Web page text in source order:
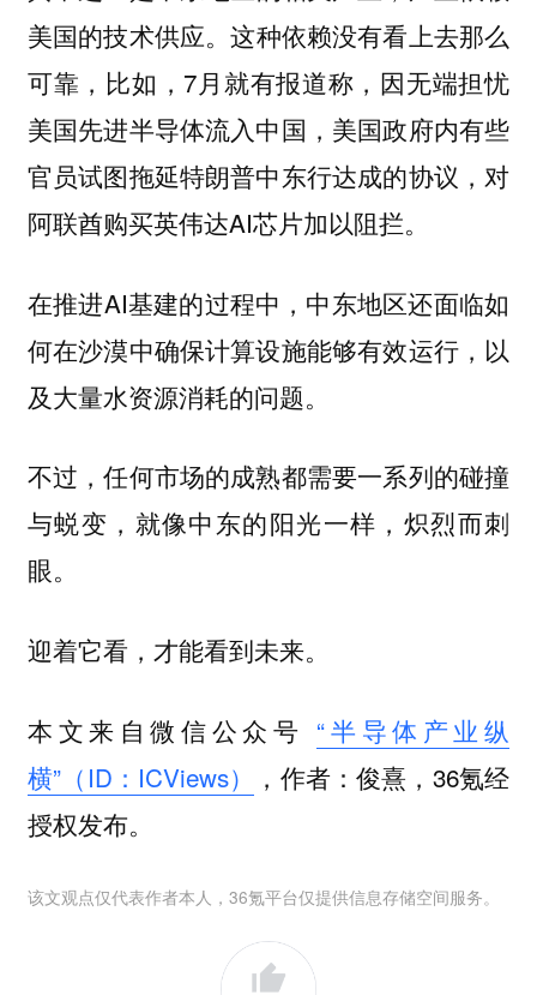
美国的技术供应。这种依赖没有看上去那么
可靠，比如，7月就有报道称，因无端担忧
美国先进半导体流入中国，美国政府内有些
官员试图拖延特朗普中东行达成的协议，对
阿联酋购买英伟达AI芯片加以阻拦。
在推进AI基建的过程中， 中东地区还面临如
何在沙漠中确保计算设施能够有效运行，以
及大量水资源消耗的问题。
不过，任何市场的成熟都需要一系列的碰撞
与蜕变，就像中东的阳光一样，炽烈而刺
眼。
迎着它看，才能看到未来。
本文来自微信公众号 “半导体产业纵
横”（ID：ICViews）
，作者：俊熹，36氪经
授权发布。
该文观点仅代表作者本人，36氪平台仅提供信息存储空间服务。